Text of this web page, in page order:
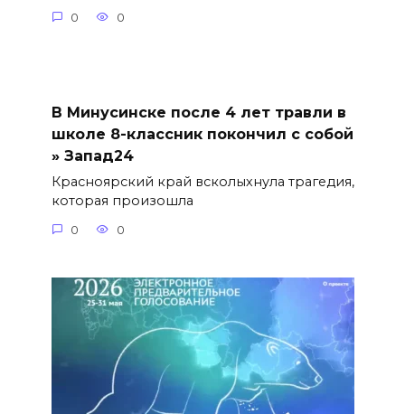
0 0
В Минусинске после 4 лет травли в
школе 8-классник покончил с собой
» Запад24
Красноярский край всколыхнула трагедия,
которая произошла
0 0